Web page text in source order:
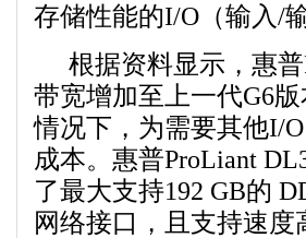
存储性能的I/O（输入/
根据资料显示，惠
带宽增加至上一代G6
情况下，为需要其他I/
成本。惠普ProLiant
了最大支持192 GB的
网络接口，且支持速度